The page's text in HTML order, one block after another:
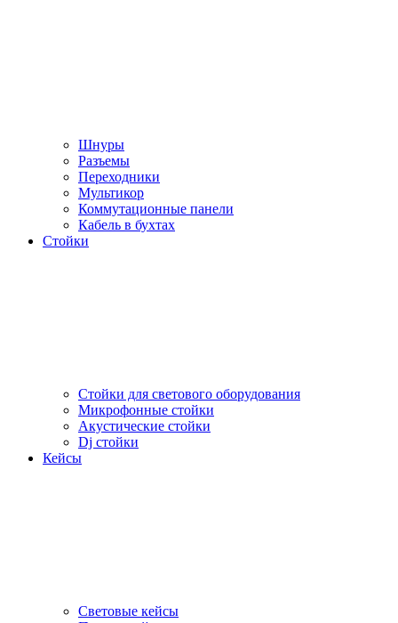
Шнуры
Разъемы
Переходники
Мультикор
Коммутационные панели
Кабель в бухтах
Стойки
Стойки для светового оборудования
Микрофонные стойки
Акустические стойки
Dj стойки
Кейсы
Световые кейсы